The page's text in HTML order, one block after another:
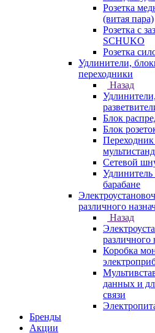
Розетка
(витая пара)
Розетка с
SCHUKO
Розетка
Удлинители,
переходники
Назад
Блок
Блок
Переходник
Сетевой
барабане
различного
Назад
различного
Коробка
данных и
связи
Бренды
Акции